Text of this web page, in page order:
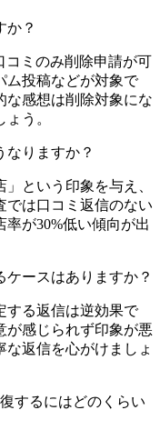
か？
コミのみ削除申請が可
ム投稿などが対象で
な感想は削除対象にな
う。
なりますか？
という印象を与え、
では口コミ返信のない
が30%低い傾向が出
ースはありますか？
する返信は逆効果で
が感じられず印象が悪
な返信を心がけましょ
するにはどのくらい